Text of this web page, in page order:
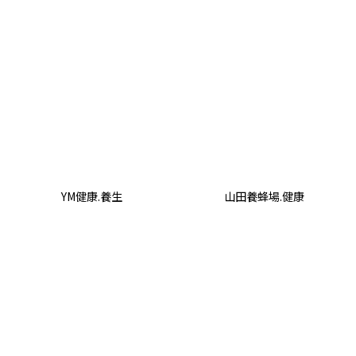
YM健康.養生 山田養蜂場.健康